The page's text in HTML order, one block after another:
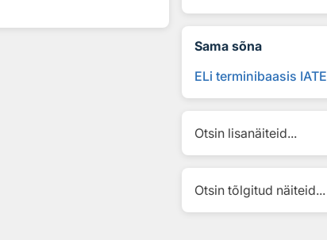
Sama sõna
ELi terminibaasis IATE
Otsin lisanäiteid...
Otsin tõlgitud näiteid...